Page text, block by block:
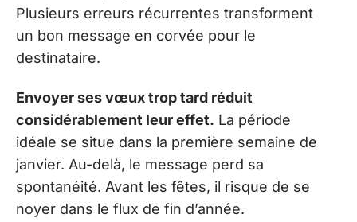
Plusieurs erreurs récurrentes transforment
un bon message en corvée pour le
destinataire.
Envoyer ses vœux trop tard réduit
considérablement leur effet. La période
idéale se situe dans la première semaine de
janvier. Au-delà, le message perd sa
spontanéité. Avant les fêtes, il risque de se
noyer dans le flux de fin d’année.